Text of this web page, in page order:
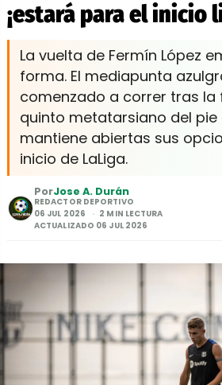
¡estará para el inicio
La vuelta de Fermín López
forma. El mediapunta
comenzado a correr tras la
quinto metatarsiano del pie
mantiene abiertas sus
inicio de LaLiga.
PorJose A. Durán
REDACTOR DEPORTIVO
06 JUL 2026
2 MIN LECTURA
ACTUALIZADO 06 JUL 2026